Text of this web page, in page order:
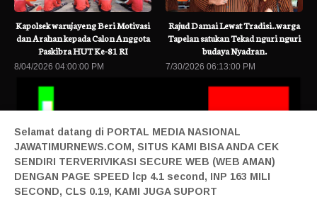
Kapolsek warujayeng Beri Motivasi
dan Arahan kepada Calon Anggota
Paskibra HUT Ke-81 RI
8/04/2026 04:00:00 PM
Rajud Damai Lewat Tradisi..warga
Tapelan satukan Tekad nguri nguri
budaya Nyadran.
7/30/2026 06:13:00 PM
Bonus Kuota Baca Berita Terbaru Pelindo Multi Terminal
Selamat datang di PORTAL MEDIA NASIONAL
JAWATIMURNEWS.COM, SITUS KAMI BISA ANDA CEK
SENDIRI TERVERIVIKASI SECURE WEB (WEB AMAN)
DENGAN PAGE SPEED lcp 4.1 second, INP 163 MILI
SECOND, CLS 0.19, KAMI JUGA SUPORT